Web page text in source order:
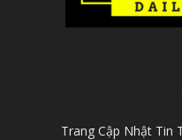
Trang Cập Nhật Tin